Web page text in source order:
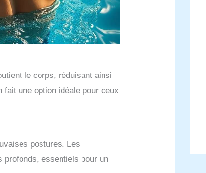
le corps, réduisant ainsi
une option idéale pour ceux
postures. Les
profonds, essentiels pour un